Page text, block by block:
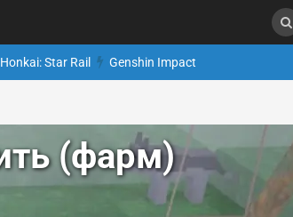
Honkai: Star Rail Genshin Impact
(фарм)